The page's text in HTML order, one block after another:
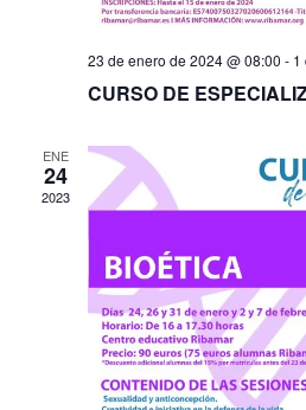
23 de enero de 2024 @ 08:00 - 1
CURSO DE
ENE
24
2023